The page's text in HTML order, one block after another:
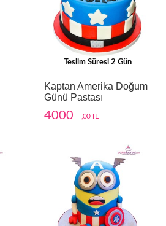
Teslim Süresi 2 Gün
Kaptan Amerika Doğum
Günü Pastası
4000 ,00 TL